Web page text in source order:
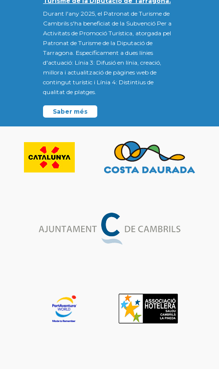
Durant l'any 2025, el Patronat de Turisme de
Cambrils s'ha beneficiat de la Subvenció Per a
Activitats de Promoció Turística, atorgada pel
Patronat de Turisme de la Diputació de
Tarragona. Específicament a dues línies
d'actuació: Línia 3: Difusió en línia, creació,
millora i actualització de pàgines web de
contingut turístic i Línia 4: Distintius de
qualitat de platges.
Saber més